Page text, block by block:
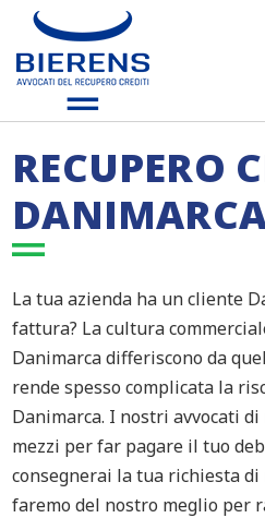
RECUPERO
La tua azienda ha un cliente
fattura? La cultura
Danimarca differiscono da
rende spesso complicata la
Danimarca. I nostri avvocati
mezzi per far pagare il tuo
consegnerai la tua richiesta
faremo del nostro meglio per